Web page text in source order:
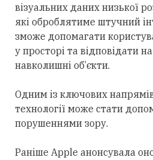
візуальних даних низької
які оброблятиме штучний
зможе допомагати
у просторі та відповідати
навколишні об’єкти.
Одним із ключових
технології може стати
порушеннями зору.
Раніше Apple анонсувала